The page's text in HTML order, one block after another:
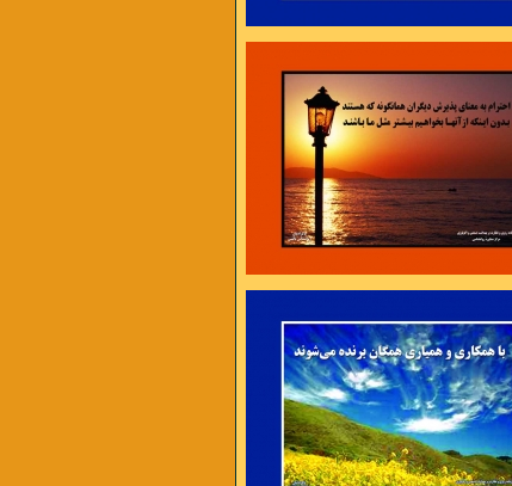
ریزی و سازماندهی ، تلاش و کوشش ،
و پایداری4 عامل موفقیت اند .
فرصتی تازه
تازه به خود فرصت دهیم ،